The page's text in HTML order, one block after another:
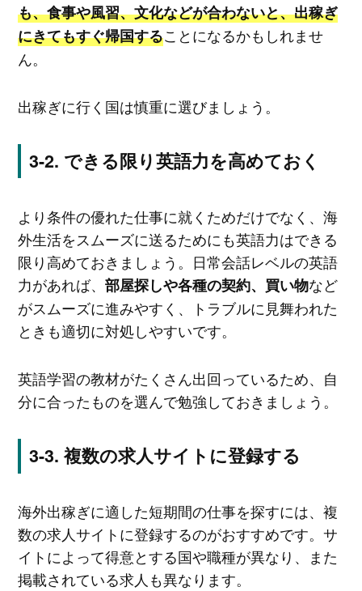
も、食事や風習、文化などが合わないと、出稼ぎ
にきてもすぐ帰国することになるかもしれませ
ん。
出稼ぎに行く国は慎重に選びましょう。
できる限り英語力を高めておく
より条件の優れた仕事に就くためだけでなく、海
外生活をスムーズに送るためにも英語力はできる
限り高めておきましょう。日常会話レベルの英語
力があれば、 部屋探しや各種の契約、買い物など
がスムーズに進みやすく、トラブルに見舞われた
ときも適切に対処しやすいです。
英語学習の教材がたくさん出回っているため、自
分に合ったものを選んで勉強しておきましょう。
複数の求人サイトに登録する
海外出稼ぎに適した短期間の仕事を探すには、複
数の求人サイトに登録するのがおすすめです。サ
イトによって得意とする国や職種が異なり、また
掲載されている求人も異なります。